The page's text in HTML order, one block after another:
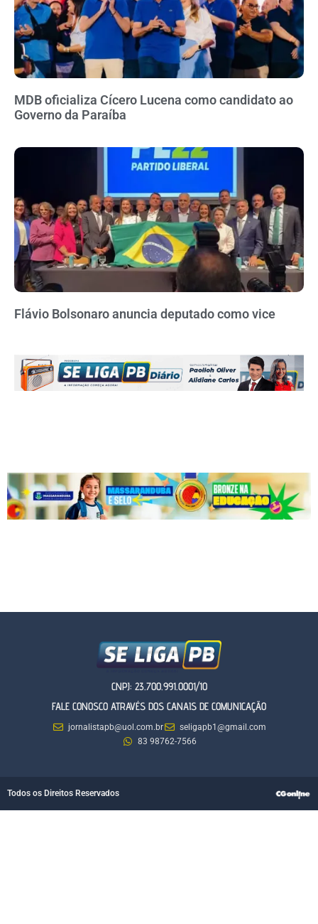
MDB oficializa Cícero Lucena como candidato ao
Governo da Paraíba
Flávio Bolsonaro anuncia deputado como vice
CNPJ: 23.700.991.0001/10
FALE CONOSCO ATRAVÉS DOS CANAIS DE COMUNICAÇÃO
jornalistapb@uol.com.br
seligapb1@gmail.com
83 98762-7566
Todos os Direitos Reservados